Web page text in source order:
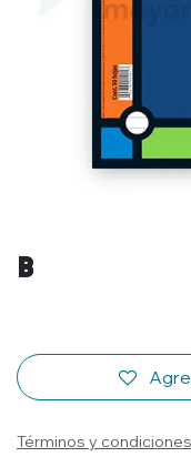
B
Términos y condiciones